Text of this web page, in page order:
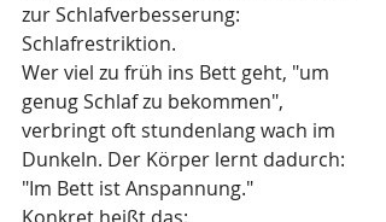
zur Schlafverbesserung:
Schlafrestriktion.
Wer viel zu früh ins Bett geht, "um
genug Schlaf zu bekommen",
verbringt oft stundenlang wach im
Dunkeln. Der Körper lernt dadurch:
"Im Bett ist Anspannung."